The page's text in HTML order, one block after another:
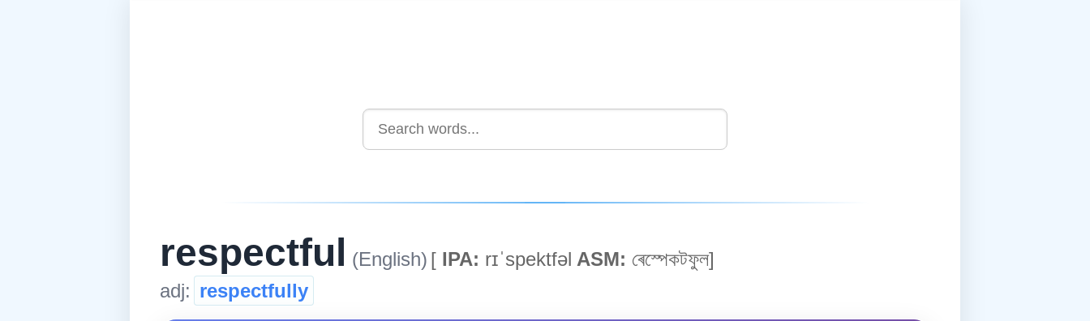
respectful (English) [ IPA: rɪˈspektfəl ASM: ৰেস্পেকটফুল]
adj: respectfully